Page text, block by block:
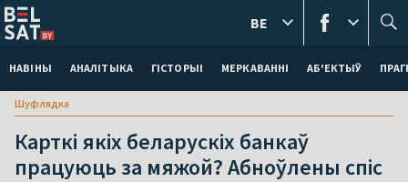
НАВІНЫ АНАЛІТЫКА ГІСТОРЫІ МЕРКАВАННI АБ'ЕКТЫЎ
BE
Шуфлядка
Карткі якіх беларускіх банкаў
працуюць за мяжой? Абноўлены спіс